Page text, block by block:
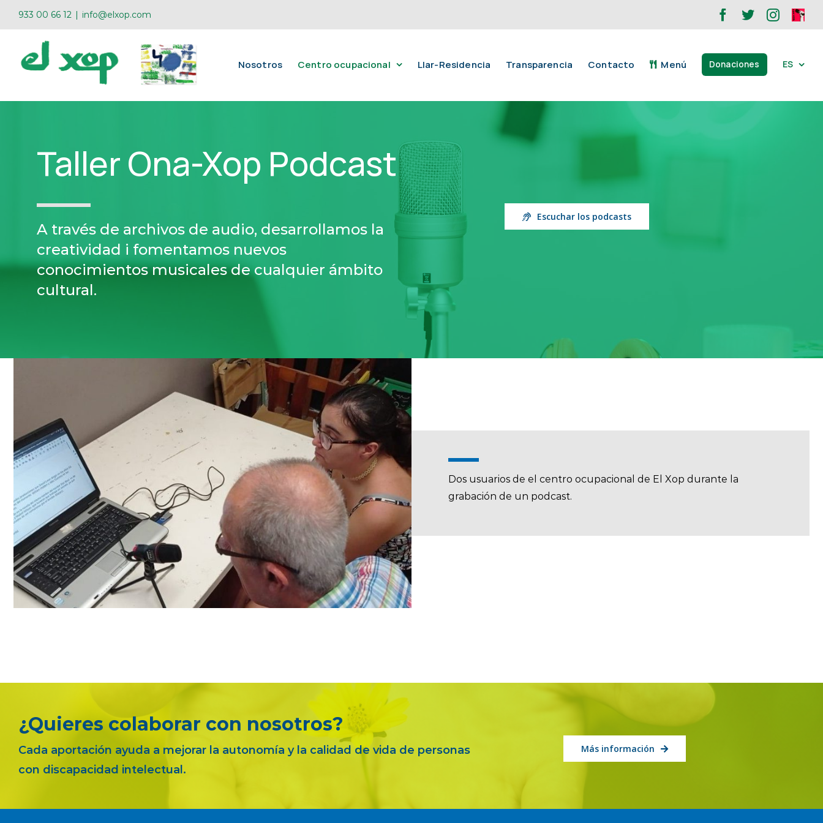
933 00 66 12 | info@elxop.com Facebook
Twitter ONA
XOP
Nosotros Centro ocupacional Llar-Residencia Transparencia Contacto Menú Donaciones ES
Taller Ona-Xop Podcast
A través de archivos de audio, desarrollamos la
creatividad i fomentamos nuevos
conocimientos musicales de cualquier ámbito
cultural.
Escuchar los podcasts
Dos usuarios de el centro ocupacional de El Xop durante la
grabación de un podcast.
¿Quieres colaborar con nosotros?
Cada aportación ayuda a mejorar la autonomía y la calidad de vida de personas
con discapacidad intelectual.
Más información